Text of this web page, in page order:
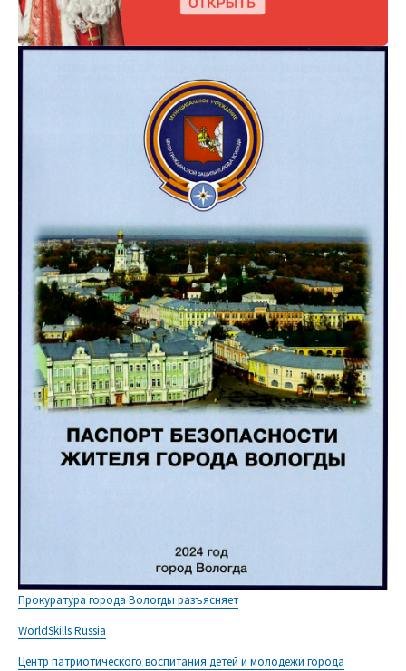
Прокуратура города Вологды разъясняет
WorldSkills Russia
Центр патриотического воспитания детей и молодежи города